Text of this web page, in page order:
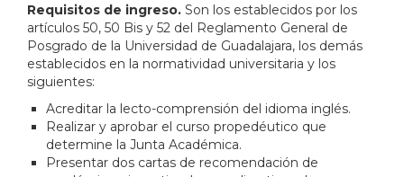
Requisitos de ingreso. Son los establecidos por los
artículos 50, 50 Bis y 52 del Reglamento General de
Posgrado de la Universidad de Guadalajara, los demás
establecidos en la normatividad universitaria y los
siguientes:
Acreditar la lecto-comprensión del idioma inglés.
Realizar y aprobar el curso propedéutico que
determine la Junta Académica.
Presentar dos cartas de recomendación de